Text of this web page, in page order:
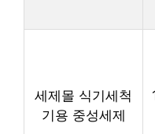
세제몰 식기세척
기용 중성세제